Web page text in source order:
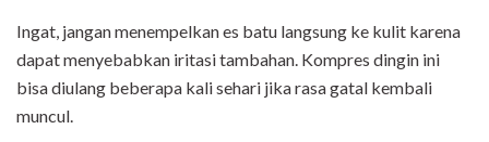
Ingat, jangan menempelkan es batu langsung ke kulit karena
dapat menyebabkan iritasi tambahan. Kompres dingin ini
bisa diulang beberapa kali sehari jika rasa gatal kembali
muncul.